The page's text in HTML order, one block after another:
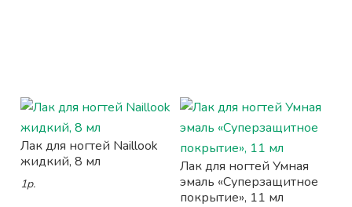
Лак для ногтей Naillook
жидкий, 8 мл
1р.
Лак для ногтей Умная
эмаль «Суперзащитное
покрытие», 11 мл